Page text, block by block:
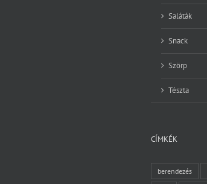
Saláták
Snack
Szörp
Tészta
CÍMKÉK
berendezés